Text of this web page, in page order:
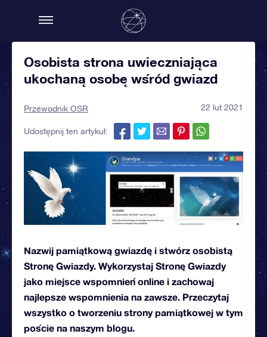
Osobista strona uwieczniająca
ukochaną osobę wśród gwiazd
Przewodnik OSR 22 lut 2021
Udostępnij ten artykuł:
Nazwij pamiątkową gwiazdę i stwórz osobistą
Stronę Gwiazdy. Wykorzystaj Stronę Gwiazdy
jako miejsce wspomnień online i zachowaj
najlepsze wspomnienia na zawsze. Przeczytaj
wszystko o tworzeniu strony pamiątkowej w tym
poście na naszym blogu.